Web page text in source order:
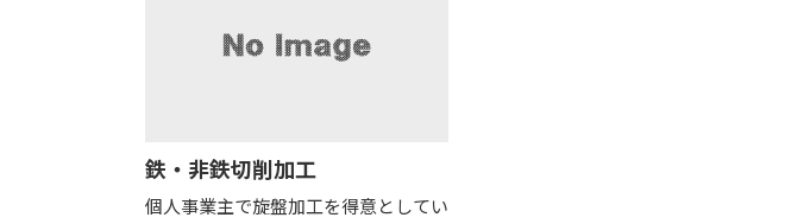
鉄・非鉄切削加工
個人事業主で旋盤加工を得意としてい